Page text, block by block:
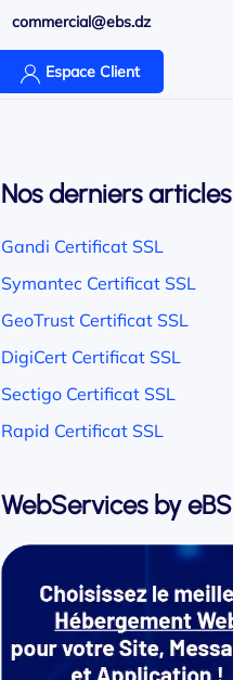
commercial@ebs.dz
Espace Client
Nos derniers articles
Gandi Certificat SSL
Symantec Certificat SSL
GeoTrust Certificat SSL
DigiCert Certificat SSL
Sectigo Certificat SSL
Rapid Certificat SSL
WebServices by eBS